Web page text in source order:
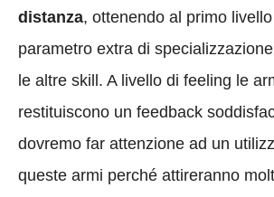
distanza, ottenendo al primo
parametro extra di
le altre skill. A livello di feeling le
restituiscono un feedback
dovremo far attenzione ad un
queste armi perché attireranno